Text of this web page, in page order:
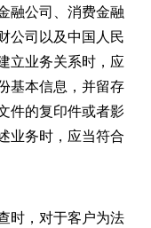
融公司、消费金融
公司以及中国人民
立业务关系时，应
基本信息，并留存
件的复印件或者影
业务时，应当符合
时，对于客户为法